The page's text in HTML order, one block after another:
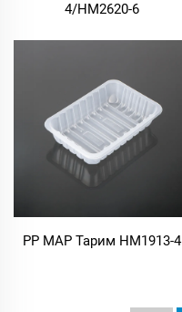
4/HM2620-6
PP MAP Тарим HM1913-4